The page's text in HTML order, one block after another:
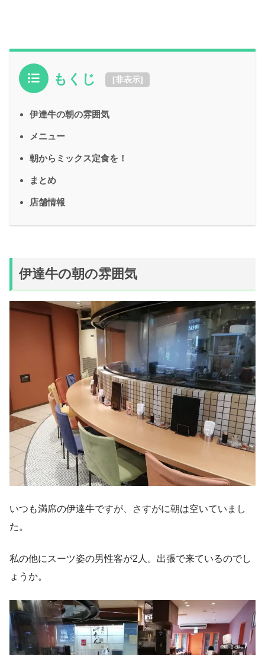
もくじ [非表示]
伊達牛の朝の雰囲気
メニュー
朝からミックス定食を！
まとめ
店舗情報
伊達牛の朝の雰囲気
いつも満席の伊達牛ですが、さすがに朝は空いていまし
た。
私の他にスーツ姿の男性客が2人。出張で来ているのでし
ょうか。